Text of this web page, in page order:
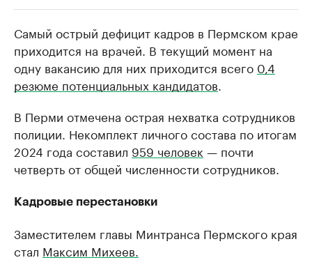
Крупнейшие производители и
продавцы медийной продукции
Ознакомьтесь с информацией в каталоге
Страховые
Самый острый дефицит кадров в Пермском крае
приходится на врачей. В текущий момент на
одну вакансию для них приходится всего 0,4
резюме потенциальных кандидатов
В Перми отмечена острая нехватка сотрудников
полиции. Некомплект личного состава по итогам
2024 года составил 959 человек — почти
четверть от общей численности сотрудников.
Кадровые перестановки
Заместителем главы Минтранса Пермского края
стал Максим Михеев.